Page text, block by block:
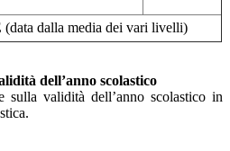
(data dalla media dei vari livelli)
dell’anno scolastico
validità dell’anno scolastico in